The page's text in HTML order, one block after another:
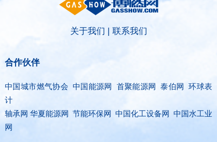
关于我们 联系我们
合作伙伴
中国城市燃气协会 中国能源网 首聚能源网 泰伯网 环球表
计
轴承网 华夏能源网 节能环保网 中国化工设备网 中国水工业
网